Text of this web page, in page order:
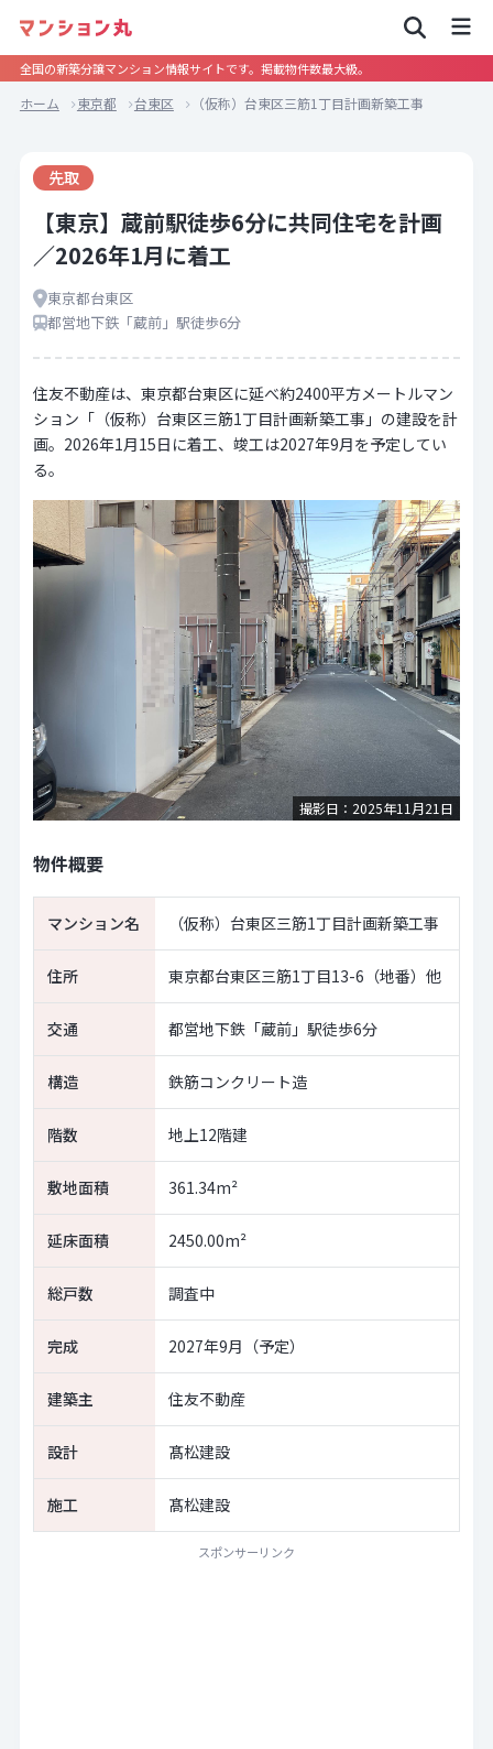
全国の新築分譲マンション情報サイトです。掲載物件数最大級。
ホーム 東京都 台東区 （仮称）台東区三筋1丁目計画新築工事
先取
【東京】蔵前駅徒歩6分に共同住宅を計画
／2026年1月に着工
東京都台東区
都営地下鉄「蔵前」駅徒歩6分
住友不動産は、東京都台東区に延べ約2400平方メートルマン
ション「（仮称）台東区三筋1丁目計画新築工事」の建設を計
画。2026年1月15日に着工、竣工は2027年9月を予定してい
る。
撮影日：2025年11月21日
物件概要
マンション名 （仮称）台東区三筋1丁目計画新築工事
住所 東京都台東区三筋1丁目13-6（地番）他
交通 都営地下鉄「蔵前」駅徒歩6分
構造 鉄筋コンクリート造
階数 地上12階建
敷地面積 361.34m²
延床面積 2450.00m²
総戸数 調査中
完成 2027年9月（予定）
建築主 住友不動産
設計 髙松建設
施工 髙松建設
スポンサーリンク